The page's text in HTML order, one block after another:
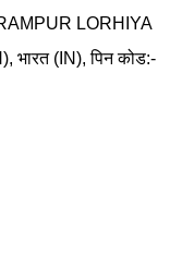
LORHIYA
भारत (IN), पिन कोड:-